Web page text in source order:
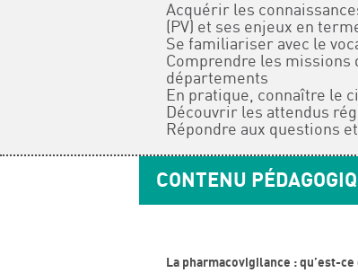
Acquérir les
(PV) et ses enjeux en
Se familiariser avec le
Comprendre les missions
départements
En pratique, connaître le
Découvrir les attendus
Répondre aux questions
CONTENU
La pharmacovigilance : qu’est-